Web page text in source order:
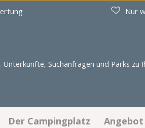
Nur
Suchanfragen und Parks
Der Campingplatz Angebot